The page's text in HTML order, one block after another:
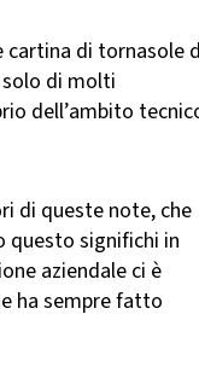
cartina di tornasole
solo di molti
dell’ambito
di queste note, che
questo significhi in
aziendale ci è
ha sempre fatto